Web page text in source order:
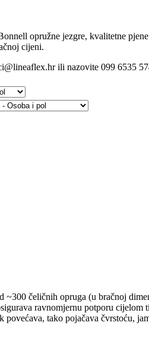
opružne jezgre, kvalitetne
cijeni.
ili nazovite 099 6535
~300 čeličnih opruga (u bračnoj
ravnomjernu potporu
tako pojačava čvrstoću,